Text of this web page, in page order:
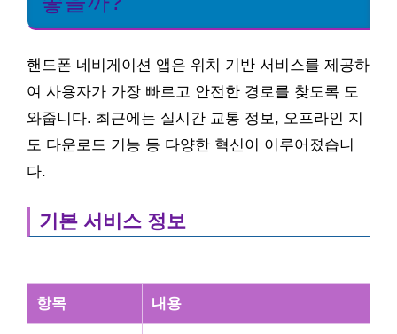
핸드폰 네비게이션 앱은 위치 기반 서비스를 제공하
여 사용자가 가장 빠르고 안전한 경로를 찾도록 도
와줍니다. 최근에는 실시간 교통 정보, 오프라인 지
도 다운로드 기능 등 다양한 혁신이 이루어졌습니
다.
기본 서비스 정보
항목 내용